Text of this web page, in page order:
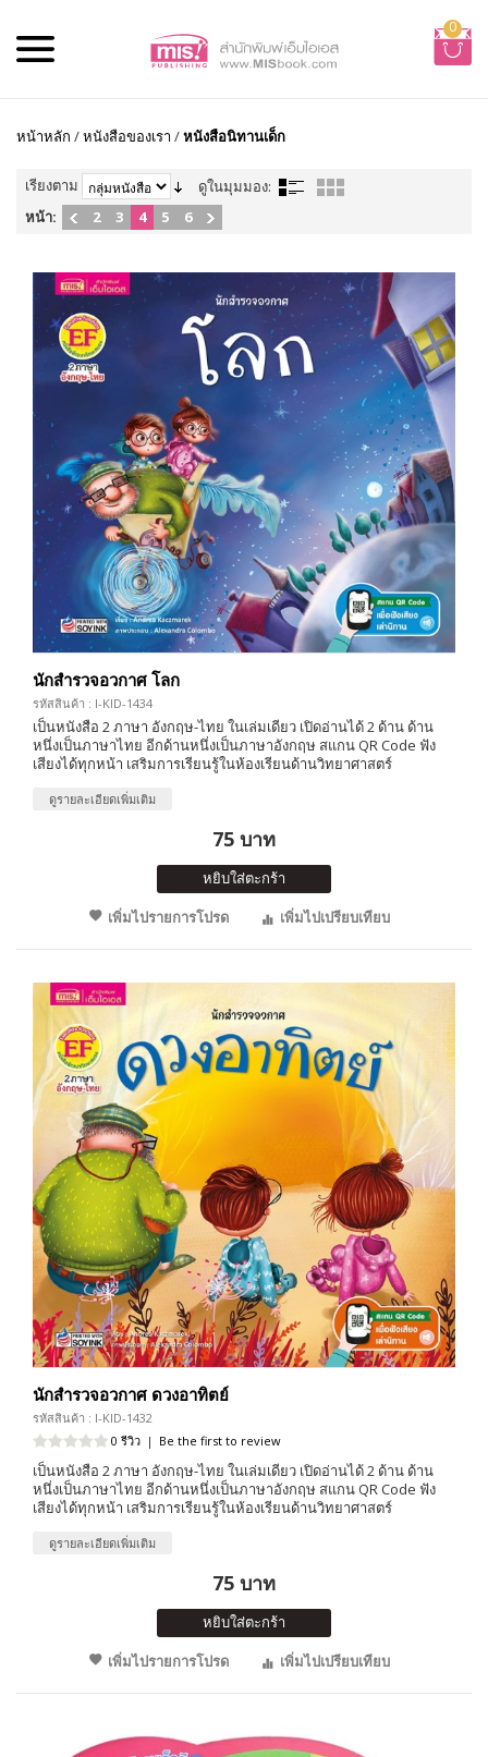
0
หน้าหลัก /หนังสือของเรา /หนังสือนิทานเด็ก
เรียงตาม
ดูในมุมมอง:
หน้า:
2 3 4 5 6
นักสำรวจอวกาศ โลก
รหัสสินค้า : I-KID-1434
เป็นหนังสือ 2 ภาษา อังกฤษ-ไทย ในเล่มเดียว เปิดอ่านได้ 2 ด้าน ด้าน
หนึ่งเป็นภาษาไทย อีกด้านหนึ่งเป็นภาษาอังกฤษ สแกน QR Code ฟัง
เสียงได้ทุกหน้า เสริมการเรียนรู้ในห้องเรียนด้านวิทยาศาสตร์
ดูรายละเอียดเพิ่มเติม
75 บาท
หยิบใส่ตะกร้า
เพิ่มไปรายการโปรด
เพิ่มไปเปรียบเทียบ
นักสำรวจอวกาศ ดวงอาทิตย์
รหัสสินค้า : I-KID-1432
0 รีวิว | Be the first to review
เป็นหนังสือ 2 ภาษา อังกฤษ-ไทย ในเล่มเดียว เปิดอ่านได้ 2 ด้าน ด้าน
หนึ่งเป็นภาษาไทย อีกด้านหนึ่งเป็นภาษาอังกฤษ สแกน QR Code ฟัง
เสียงได้ทุกหน้า เสริมการเรียนรู้ในห้องเรียนด้านวิทยาศาสตร์
ดูรายละเอียดเพิ่มเติม
75 บาท
หยิบใส่ตะกร้า
เพิ่มไปรายการโปรด
เพิ่มไปเปรียบเทียบ